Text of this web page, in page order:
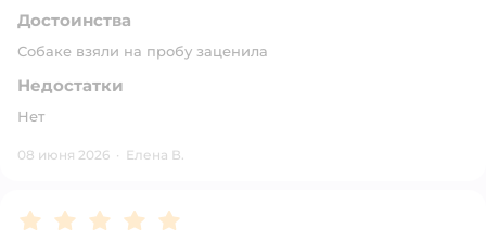
Достоинства
Собаке взяли на пробу заценила
Недостатки
Нет
08 июня 2026 · Елена В.
Рейтинг:5